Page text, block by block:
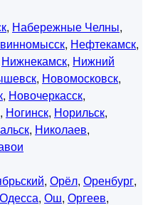
, Набережные Челны,
, Нефтекамск,
Нижнекамск, Нижний
, Новомосковск,
, Новочеркасск,
, Ногинск, Норильск,
, Николаев,
, Орёл, Оренбург,
Одесса, Ош, Оргеев,